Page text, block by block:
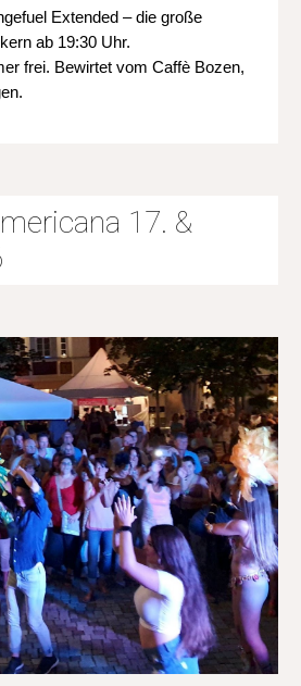
Extended – die große
ab 19:30 Uhr.
frei. Bewirtet vom Caffè Bozen,
17. &